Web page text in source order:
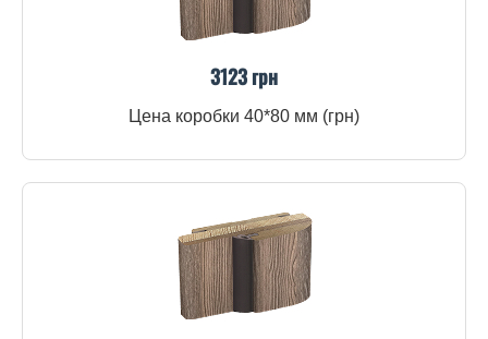
3123 грн
Цена коробки 40*80 мм (грн)